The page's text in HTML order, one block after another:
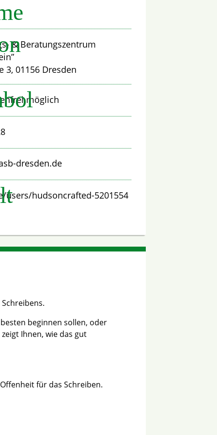
& Beratungszentrum
3, 01156 Dresden
möglich
dresden.de
users/hudsoncrafted-5201554
beginnen sollen, oder
Ihnen, wie das gut
für das Schreiben.